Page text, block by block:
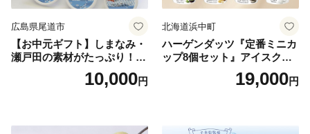
広島県尾道市
【お中元ギフト】しまなみ・
瀬戸田の素材がたっぷり！ジ
10,000円
北海道浜中町
ハーゲンダッツ『定番ミニカ
ップ8個セット』アイスクリ
ーム アイス スイーツ デザー
19,000円